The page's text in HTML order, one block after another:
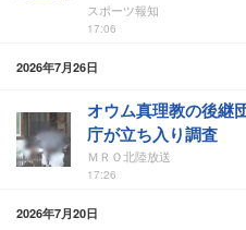
スポーツ報知
17:06
2026年7月26日
オウム真理教の後継
庁が立ち入り調査
ＭＲＯ北陸放送
17:26
2026年7月20日